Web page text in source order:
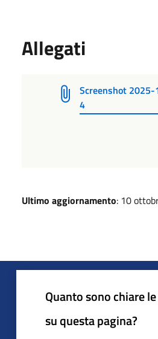
Allegati
Screenshot
4
Ultimo aggiornamento: 10
Quanto sono chiare
su questa pagina?